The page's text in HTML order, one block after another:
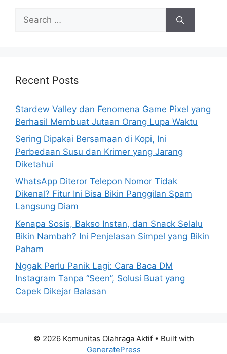
h
r
:
Recent Posts
Stardew Valley dan Fenomena Game Pixel yang
Berhasil Membuat Jutaan Orang Lupa Waktu
Sering Dipakai Bersamaan di Kopi, Ini
Perbedaan Susu dan Krimer yang Jarang
Diketahui
WhatsApp Diteror Telepon Nomor Tidak
Dikenal? Fitur Ini Bisa Bikin Panggilan Spam
Langsung Diam
Kenapa Sosis, Bakso Instan, dan Snack Selalu
Bikin Nambah? Ini Penjelasan Simpel yang Bikin
Paham
Nggak Perlu Panik Lagi: Cara Baca DM
Instagram Tanpa “Seen”, Solusi Buat yang
Capek Dikejar Balasan
© 2026 Komunitas Olahraga Aktif• Built with
GeneratePress